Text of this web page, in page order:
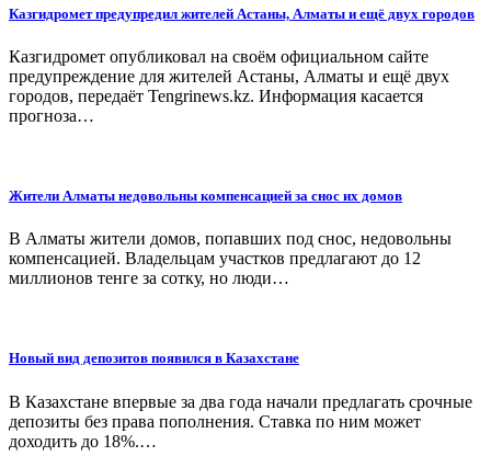
Казгидромет предупредил жителей Астаны, Алматы и ещё двух городов
Казгидромет опубликовал на своём официальном сайте
предупреждение для жителей Астаны, Алматы и ещё двух
городов, передаёт Tengrinews.kz. Информация касается
прогноза…
Жители Алматы недовольны компенсацией за снос их домов
В Алматы жители домов, попавших под снос, недовольны
компенсацией. Владельцам участков предлагают до 12
миллионов тенге за сотку, но люди…
Новый вид депозитов появился в Казахстане
В Казахстане впервые за два года начали предлагать срочные
депозиты без права пополнения. Ставка по ним может
доходить до 18%.…